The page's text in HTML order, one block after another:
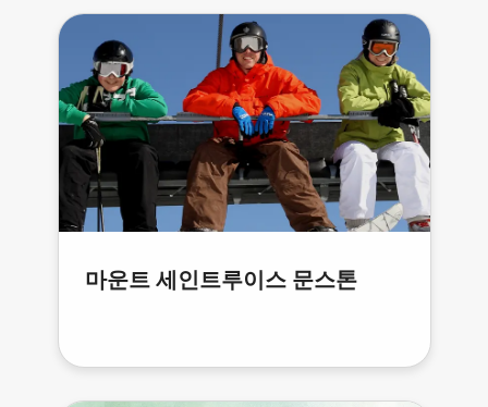
마운트 세인트루이스 문스톤